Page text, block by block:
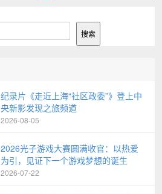
搜索
纪录片《走近上海“社区政委”》登上中
央新影发现之旅频道
2026-08-05
2026光子游戏大赛圆满收官：以热爱
为引，见证下一个游戏梦想的诞生
2026-07-22